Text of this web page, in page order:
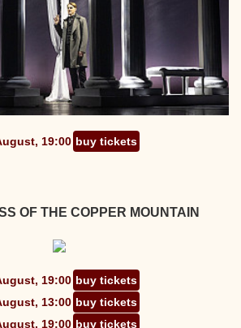
19:00 buy tickets
OF THE COPPER MOUNTAIN
19:00 buy tickets
13:00 buy tickets
19:00 buy tickets